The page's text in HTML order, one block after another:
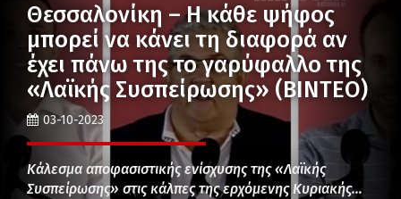
Θεσσαλονίκη – Η κάθε ψήφος
μπορεί να κάνει τη διαφορά αν
έχει πάνω της το γαρύφαλλο της
«Λαϊκής Συσπείρωσης» (ΒΙΝΤΕΟ)
03-10-2023
Κάλεσμα αποφασιστικής ενίσχυσης της «Λαϊκής
Συσπείρωσης» στις κάλπες της ερχόμενης Κυριακής…